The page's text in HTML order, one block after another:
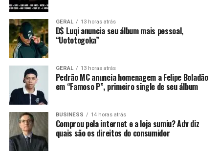
GERAL 13 horas atrás
D$ Luqi anuncia seu álbum mais pessoal,
“Uototogoka”
GERAL 13 horas atrás
Pedrão MC anuncia homenagem a Felipe Boladão
em “Famoso P”, primeiro single de seu álbum
BUSINESS 14 horas atrás
Comprou pela internet e a loja sumiu? Adv diz
quais são os direitos do consumidor